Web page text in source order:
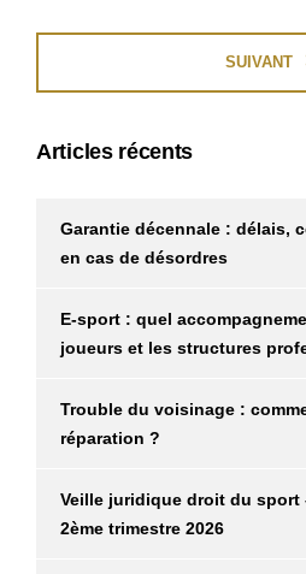
SUIVANT
Articles récents
Garantie décennale : délais,
en cas de désordres
E-sport : quel
joueurs et les structures
Trouble du voisinage :
réparation ?
Veille juridique droit du sport
2ème trimestre 2026